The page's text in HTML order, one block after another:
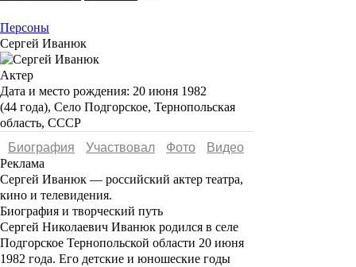
Персоны
Сергей Иванюк
Актер
Дата и место рождения: 20 июня 1982
(44 года), Село Подгорское, Тернопольская
область, СССР
Биография
Участвовал Фото
Видеo
Реклама
Сергей Иванюк — российский актер театра,
кино и телевидения.
Биография и творческий путь
Сергей Николаевич Иванюк родился в селе
Подгорское Тернопольской области 20 июня
1982 года. Его детские и юношеские годы